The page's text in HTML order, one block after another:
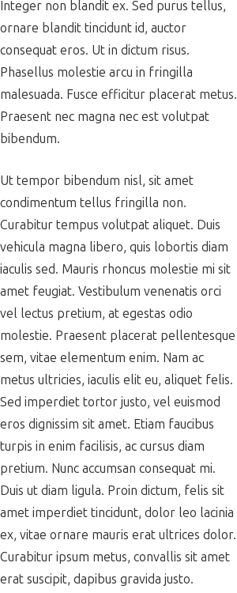
Integer non blandit ex. Sed purus tellus,
ornare blandit tincidunt id, auctor
consequat eros. Ut in dictum risus.
Phasellus molestie arcu in fringilla
malesuada. Fusce efficitur placerat metus.
Praesent nec magna nec est volutpat
bibendum.
Ut tempor bibendum nisl, sit amet
condimentum tellus fringilla non.
Curabitur tempus volutpat aliquet. Duis
vehicula magna libero, quis lobortis diam
iaculis sed. Mauris rhoncus molestie mi sit
amet feugiat. Vestibulum venenatis orci
vel lectus pretium, at egestas odio
molestie. Praesent placerat pellentesque
sem, vitae elementum enim. Nam ac
metus ultricies, iaculis elit eu, aliquet felis.
Sed imperdiet tortor justo, vel euismod
eros dignissim sit amet. Etiam faucibus
turpis in enim facilisis, ac cursus diam
pretium. Nunc accumsan consequat mi.
Duis ut diam ligula. Proin dictum, felis sit
amet imperdiet tincidunt, dolor leo lacinia
ex, vitae ornare mauris erat ultrices dolor.
Curabitur ipsum metus, convallis sit amet
erat suscipit, dapibus gravida justo.